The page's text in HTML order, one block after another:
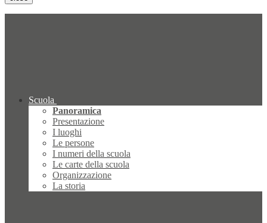
Scuola
Panoramica
Presentazione
I luoghi
Le persone
I numeri della scuola
Le carte della scuola
Organizzazione
La storia